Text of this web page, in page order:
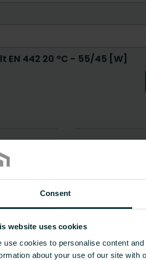
Consent
website uses cookies
use cookies to personalise content
about your use of our site with
442 20 °C - 55/45 [W]